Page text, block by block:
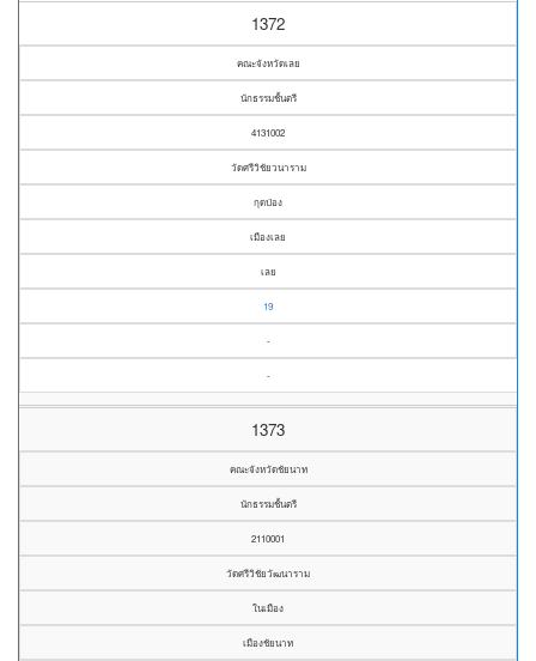
1372
คณะจังหวัดเลย
นักธรรมชั้นตรี
4131002
วัดศรีวิชัยวนาราม
กุดป่อง
เมืองเลย
เลย
19
-
-
1373
คณะจังหวัดชัยนาท
นักธรรมชั้นตรี
2110001
วัดศรีวิชัยวัฒนาราม
ในเมือง
เมืองชัยนาท